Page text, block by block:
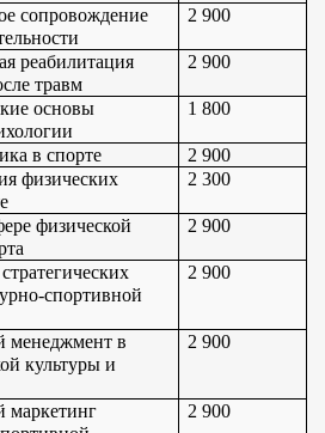
сопровождение
2 900
реабилитация
травм
2 900
основы
1 800
в спорте
2 900
физических
2 300
физической
2 900
спортивной
2 900
менеджмент в
культуры и
2 900
маркетинг
2 900